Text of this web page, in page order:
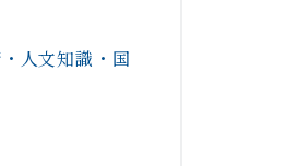
人文知識・国